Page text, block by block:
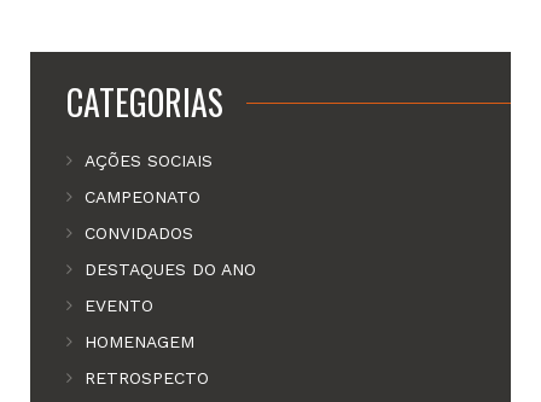
CATEGORIAS
AÇÕES SOCIAIS
CAMPEONATO
CONVIDADOS
DESTAQUES DO ANO
EVENTO
HOMENAGEM
RETROSPECTO